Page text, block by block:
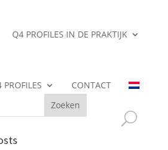
Q4 PROFILES IN DE PRAKTIJK
PROFILES CONTACT